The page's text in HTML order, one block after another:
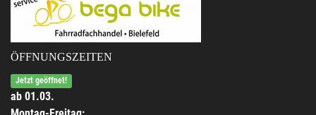
ÖFFNUNGSZEITEN
Jetzt geöffnet!
ab 01.03.